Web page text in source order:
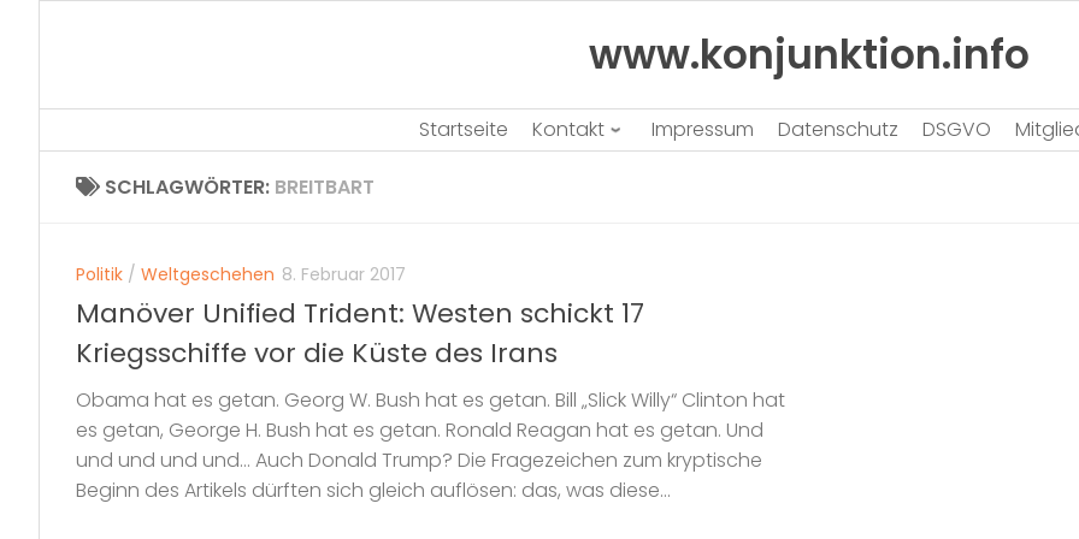
www.konjunktion.info
Startseite Kontakt Impressum Datenschutz DSGVO
SCHLAGWÖRTER: BREITBART
Politik / Weltgeschehen 8. Februar 2017
Manöver Unified Trident: Westen schickt 17
Kriegsschiffe vor die Küste des Irans
Obama hat es getan. Georg W. Bush hat es getan. Bill „Slick Willy“ Clinton hat
es getan, George H. Bush hat es getan. Ronald Reagan hat es getan. Und
und und und und… Auch Donald Trump? Die Fragezeichen zum kryptische
Beginn des Artikels dürften sich gleich auflösen: das, was diese...